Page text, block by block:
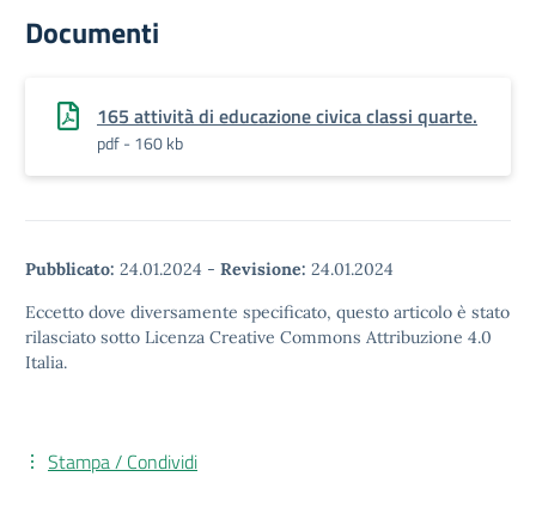
Documenti
165 attività di educazione civica classi quarte.
pdf - 160 kb
Pubblicato: 24.01.2024 - Revisione: 24.01.2024
Eccetto dove diversamente specificato, questo articolo è stato
rilasciato sotto Licenza Creative Commons Attribuzione 4.0
Italia.
Stampa / Condividi